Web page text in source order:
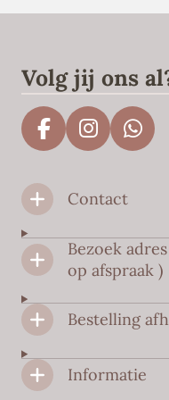
Volg jij ons
F
c
e
o
o
I
t
g
r
m
W
A
p
Contact
Bezoek
op afspraak )
Bestelling
Informatie